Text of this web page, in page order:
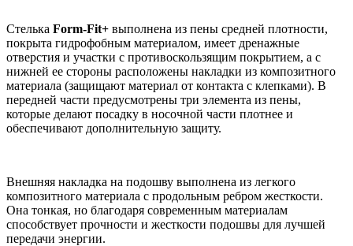
Стелька Form-Fit+ выполнена из пены средней плотности,
покрыта гидрофобным материалом, имеет дренажные
отверстия и участки с противоскользящим покрытием, а с
нижней ее стороны расположены накладки из композитного
материала (защищают материал от контакта с клепками). В
передней части предусмотрены три элемента из пены,
которые делают посадку в носочной части плотнее и
обеспечивают дополнительную защиту.
Внешняя накладка на подошву выполнена из легкого
композитного материала с продольным ребром жесткости.
Она тонкая, но благодаря современным материалам
способствует прочности и жесткости подошвы для лучшей
передачи энергии.